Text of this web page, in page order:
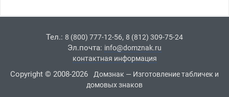
Тел.: 8 (800) 777-12-56, 8 (812) 309-75-24
Эл.почта: info@domznak.ru
контактная информация
Copyright © 2008-2026
Домзнак — Изготовление табличек и
домовых знаков